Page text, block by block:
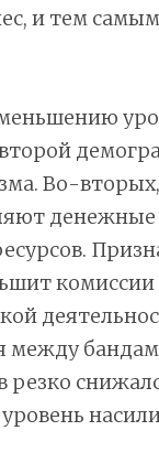
и тем
Во-вторых,
комиссии
между
резко